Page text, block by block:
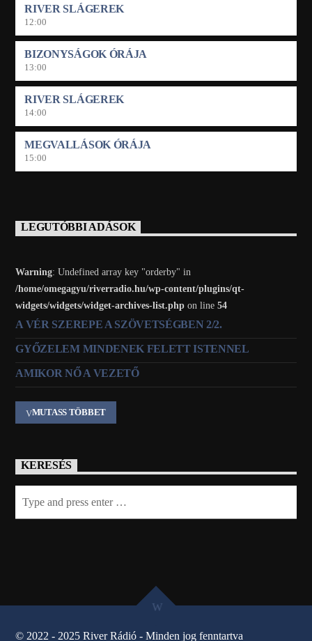
RIVER SLÁGEREK
12:00
BIZONYSÁGOK ÓRÁJA
13:00
RIVER SLÁGEREK
14:00
MEGVALLÁSOK ÓRÁJA
15:00
LEGUTÓBBI ADÁSOK
Warning: Undefined array key "orderby" in
/home/omegagyu/riverradio.hu/wp-content/plugins/qt-
widgets/widgets/widget-archives-list.php on line54
A VÉR SZEREPE A SZÖVETSÉGBEN 2/2.
GYŐZELEM MINDENEK FELETT ISTENNEL
AMIKOR NŐ A VEZETŐ
MUTASS TÖBBET
KERESÉS
© 2022 - 2025 River Rádió - Minden jog fenntartva